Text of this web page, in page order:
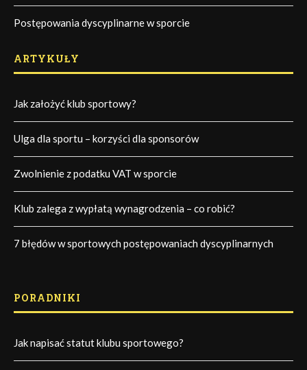
Postępowania dyscyplinarne w sporcie
ARTYKUŁY
Jak założyć klub sportowy?
Ulga dla sportu – korzyści dla sponsorów
Zwolnienie z podatku VAT w sporcie
Klub zalega z wypłatą wynagrodzenia – co robić?
7 błędów w sportowych postępowaniach dyscyplinarnych
PORADNIKI
Jak napisać statut klubu sportowego?